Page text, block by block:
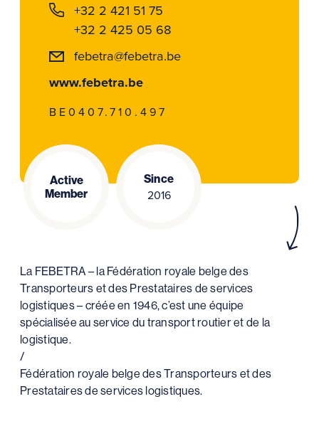
+32 2 421 51 75
+32 2 425 05 68
febetra@febetra.be
www.febetra.be
BE0407.710.497
Active
Member
Since
2016
La FEBETRA – la Fédération royale belge des
Transporteurs et des Prestataires de services
logistiques – créée en 1946, c’est une équipe
spécialisée au service du transport routier et de la
logistique.
/
Fédération royale belge des Transporteurs et des
Prestataires de services logistiques.